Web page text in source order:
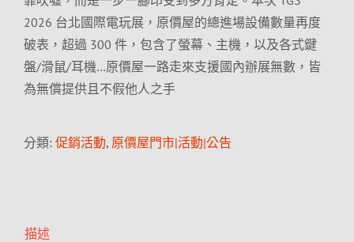
2026 台北國際電玩展，原價屋的總進場設備數量再度
破表，超過 300 件，包含了螢幕、主機，以及各式鍵
盤/滑鼠/耳機…原價屋一路走來支援國內辦展無數，皆
為無償提供且不假他人之手
分類: 促銷活動, 原價屋門市|活動|公告
描述